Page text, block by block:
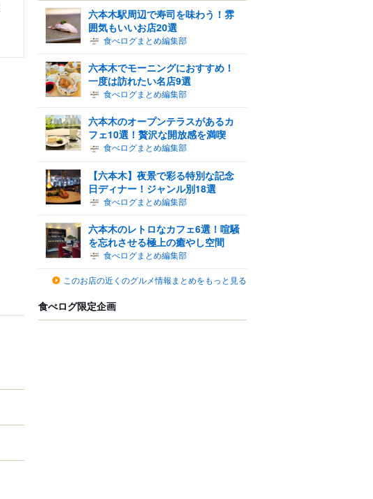
六本木駅周辺で寿司を味わう！雰
囲気もいいお店20選
食べログまとめ編集部
六本木でモーニングにおすすめ！
一度は訪れたい名店9選
食べログまとめ編集部
六本木のオープンテラスがあるカ
フェ10選！贅沢な開放感を満喫
食べログまとめ編集部
【六本木】夜景で彩る特別な記念
日ディナー！ジャンル別18選
食べログまとめ編集部
六本木のレトロなカフェ6選！喧騒
を忘れさせる極上の癒やし空間
食べログまとめ編集部
このお店の近くのグルメ情報まとめをもっと見る
食べログ限定企画